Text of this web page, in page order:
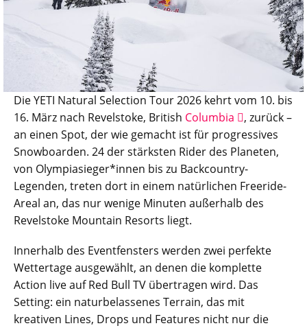
Die YETI Natural Selection Tour 2026 kehrt vom 10. bis
16. März nach Revelstoke, British Columbia
, zurück –
an einen Spot, der wie gemacht ist für progressives
Snowboarden. 24 der stärksten Rider des Planeten,
von Olympiasieger*innen bis zu Backcountry-
Legenden, treten dort in einem natürlichen Freeride-
Areal an, das nur wenige Minuten außerhalb des
Revelstoke Mountain Resorts liegt.
Innerhalb des Eventfensters werden zwei perfekte
Wettertage ausgewählt, an denen die komplette
Action live auf Red Bull TV übertragen wird. Das
Setting: ein naturbelassenes Terrain, das mit
kreativen Lines, Drops und Features nicht nur die